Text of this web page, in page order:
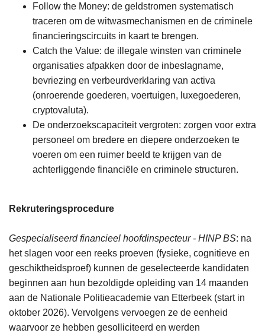
Follow the Money: de geldstromen systematisch
traceren om de witwasmechanismen en de criminele
financieringscircuits in kaart te brengen.
Catch the Value: de illegale winsten van criminele
organisaties afpakken door de inbeslagname,
bevriezing en verbeurdverklaring van activa
(onroerende goederen, voertuigen, luxegoederen,
cryptovaluta).
De onderzoekscapaciteit vergroten: zorgen voor extra
personeel om bredere en diepere onderzoeken te
voeren om een ruimer beeld te krijgen van de
achterliggende financiële en criminele structuren.
Rekruteringsprocedure
Gespecialiseerd financieel hoofdinspecteur - HINP BS: na
het slagen voor een reeks proeven (fysieke, cognitieve en
geschiktheidsproef) kunnen de geselecteerde kandidaten
beginnen aan hun bezoldigde opleiding van 14 maanden
aan de Nationale Politieacademie van Etterbeek (start in
oktober 2026). Vervolgens vervoegen ze de eenheid
waarvoor ze hebben gesolliciteerd en werden